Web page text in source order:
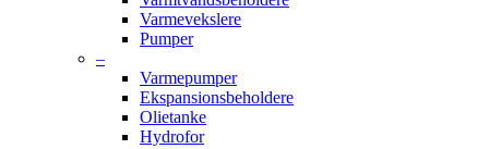
Varmevekslere
Pumper
–
Varmepumper
Ekspansionsbeholdere
Olietanke
Hydrofor